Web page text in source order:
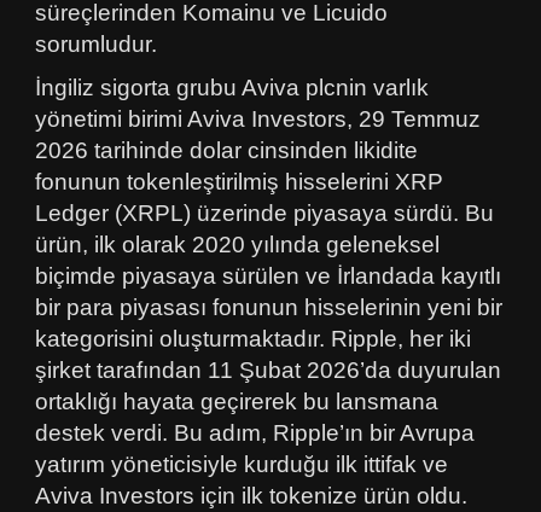
süreçlerinden Komainu ve Licuido
sorumludur.
İngiliz sigorta grubu Aviva plcnin varlık
yönetimi birimi Aviva Investors, 29 Temmuz
2026 tarihinde dolar cinsinden likidite
fonunun tokenleştirilmiş hisselerini XRP
Ledger (XRPL) üzerinde piyasaya sürdü. Bu
ürün, ilk olarak 2020 yılında geleneksel
biçimde piyasaya sürülen ve İrlandada kayıtlı
bir para piyasası fonunun hisselerinin yeni bir
kategorisini oluşturmaktadır. Ripple, her iki
şirket tarafından 11 Şubat 2026’da duyurulan
ortaklığı hayata geçirerek bu lansmana
destek verdi. Bu adım, Ripple’ın bir Avrupa
yatırım yöneticisiyle kurduğu ilk ittifak ve
Aviva Investors için ilk tokenize ürün oldu.